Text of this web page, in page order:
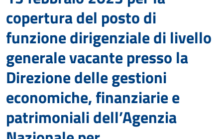
copertura del posto di
funzione dirigenziale di livello
generale vacante presso la
Direzione delle gestioni
economiche, finanziarie e
patrimoniali dell’Agenzia